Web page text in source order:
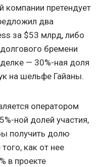
компании претендует
два
за $53 млрд, либо
бремени
— 30%-ная доля
на шельфе Гайаны.
оператором
ной долей участия,
получить долю
как от нее
в проекте